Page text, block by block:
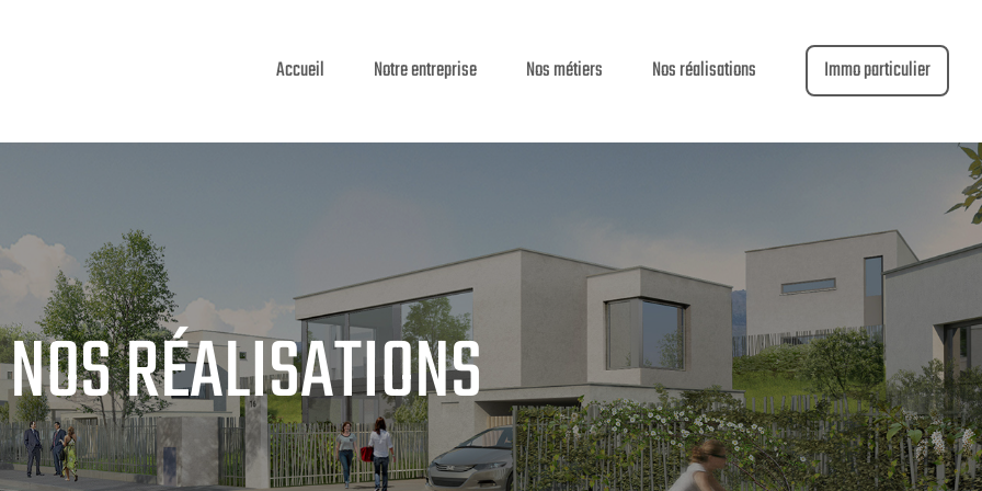
Accueil Notre entreprise Nos métiers Nos réalisations Immo particulier
NOS RÉALISATIONS